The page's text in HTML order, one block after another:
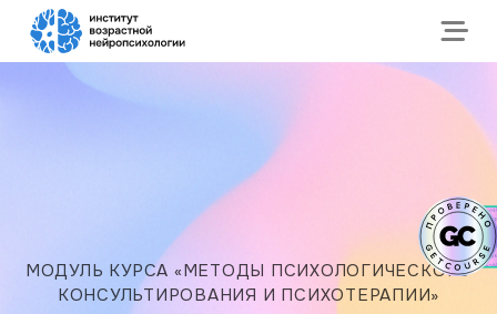
Пропустить
МОДУЛЬ КУРСА «МЕТОДЫ ПСИХОЛОГИЧЕСКОГО
КОНСУЛЬТИРОВАНИЯ И ПСИХОТЕРАПИИ»